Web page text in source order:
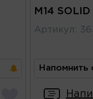
М14 SOLID
Артикул :
Напомнить